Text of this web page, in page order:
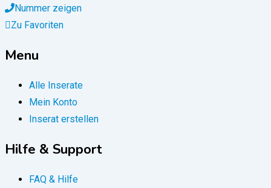
Nummer zeigen
Zu Favoriten
Menu
Alle Inserate
Mein Konto
Inserat erstellen
Hilfe & Support
FAQ & Hilfe